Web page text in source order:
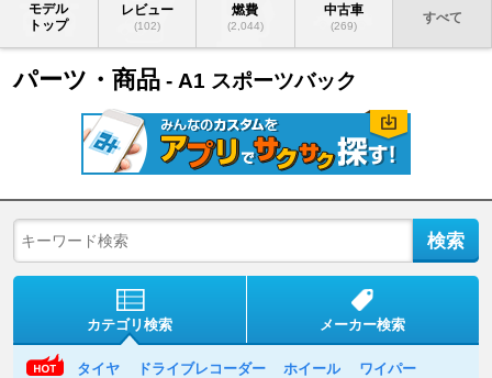
モデル
トップ
レビュー
(102)
燃費
(2,044)
中古車
(269)
すべて
パーツ・商品 - A1 スポーツバック
カテゴリ検索 メーカー検索
タイヤ ドライブレコーダー ホイール
ワイパー